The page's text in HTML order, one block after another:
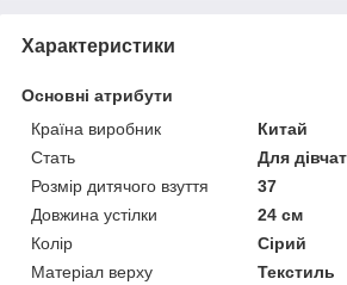
Характеристики
Основні атрибути
Країна виробник
Китай
Стать
Для
Розмір дитячого взуття
37
Довжина устілки
24 см
Колір
Сірий
Матеріал верху
Текстиль